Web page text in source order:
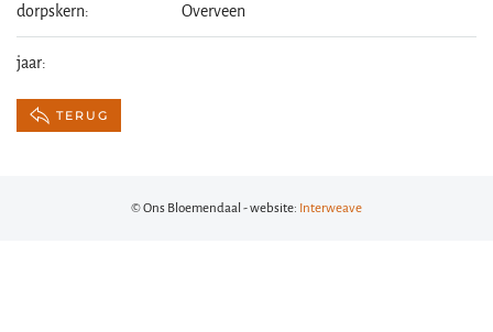
dorpskern: Overveen
jaar:
TERUG
© Ons Bloemendaal - website: Interweave